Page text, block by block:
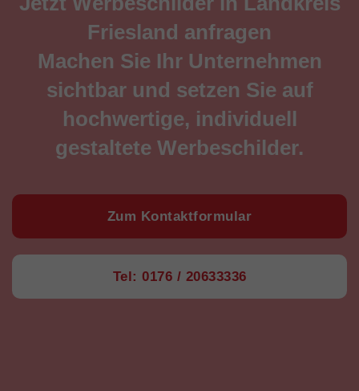
Friesland anfragen
Machen Sie Ihr Unternehmen
sichtbar und setzen Sie auf
hochwertige, individuell
gestaltete Werbeschilder.
Zum Kontaktformular
Tel: 0176 / 20633336